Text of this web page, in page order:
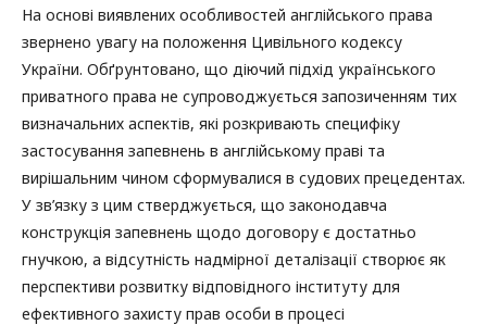
На основі виявлених особливостей англійського права
звернено увагу на положення Цивільного кодексу
України. Обґрунтовано, що діючий підхід українського
приватного права не супроводжується запозиченням тих
визначальних аспектів, які розкривають специфіку
застосування запевнень в англійському праві та
вирішальним чином сформувалися в судових прецедентах.
У зв’язку з цим стверджується, що законодавча
конструкція запевнень щодо договору є достатньо
гнучкою, а відсутність надмірної деталізації створює як
перспективи розвитку відповідного інституту для
ефективного захисту прав особи в процесі